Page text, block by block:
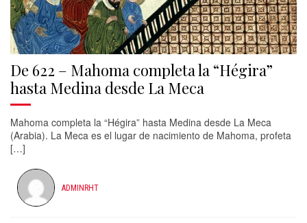
De 622 – Mahoma completa la “Hégira”
hasta Medina desde La Meca
Mahoma completa la “Hégira” hasta Medina desde La Meca
(Arabia). La Meca es el lugar de nacimiento de Mahoma, profeta
[…]
ADMINRHT